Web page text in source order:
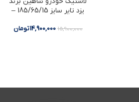
یزد تایر سایز 185/65/15 –
15,900,000
14,900,000تومان